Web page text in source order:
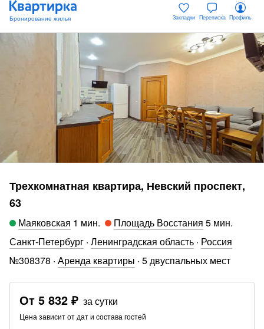
Закладки Переписка Профиль
Трехкомнатная квартира, Невский проспект,
63
Маяковская 1 мин. Площадь Восстания 5 мин.
Санкт-Петербург · Ленинградская область · Россия
№308378 · Аренда квартиры · 5 двуспальных мест
От 5 832 ₽ за сутки
Цена зависит от дат и состава гостей